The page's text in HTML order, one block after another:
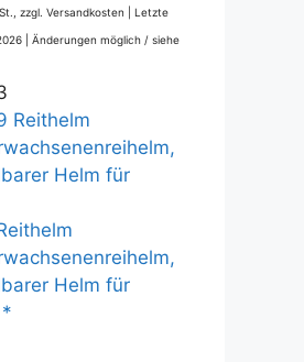
zzgl. Versandkosten | Letzte
| Änderungen möglich / siehe
Helm für